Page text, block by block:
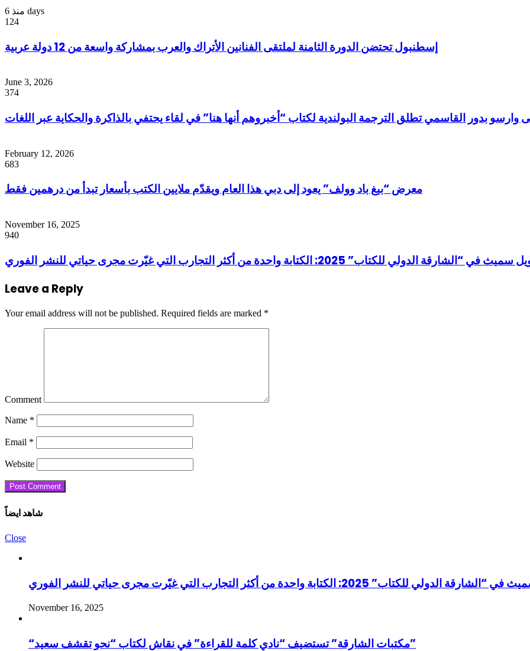
منذ 6 days
124
إسطنبول تحتضن الدورة الثامنة لملتقى الفنانين الأتراك والعرب بمشاركة واسعة من 12 دولة عربية
June 3, 2026
374
وارسو بدور القاسمي تطلق الترجمة البولندية لكتاب “أخبروهم أنها هنا” في لقاء يحتفي بالذاكرة والحكاية عبر اللغات
February 12, 2026
683
معرض “بيغ باد وولف” يعود إلى دبي هذا العام ويقدّم ملايين الكتب بأسعار تبدأ من درهمين فقط
November 16, 2025
940
Leave a Reply
Your email address will not be published. Required fields are marked *
Comment
Name *
Email *
Website
شاهد ايضاً
Close
November 16, 2025
“مكتبات الشارقة” تستضيف “نادي كلمة للقراءة” في نقاش لكتاب “نحو تقشف سعيد”